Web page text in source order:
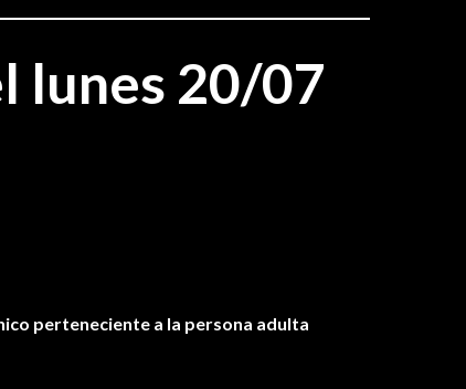
lunes 20/07
perteneciente a la persona adulta